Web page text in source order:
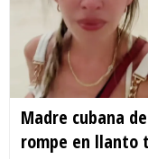
Madre cubana
rompe en llanto